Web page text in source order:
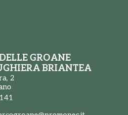
GROANE
BRIANTEA
2